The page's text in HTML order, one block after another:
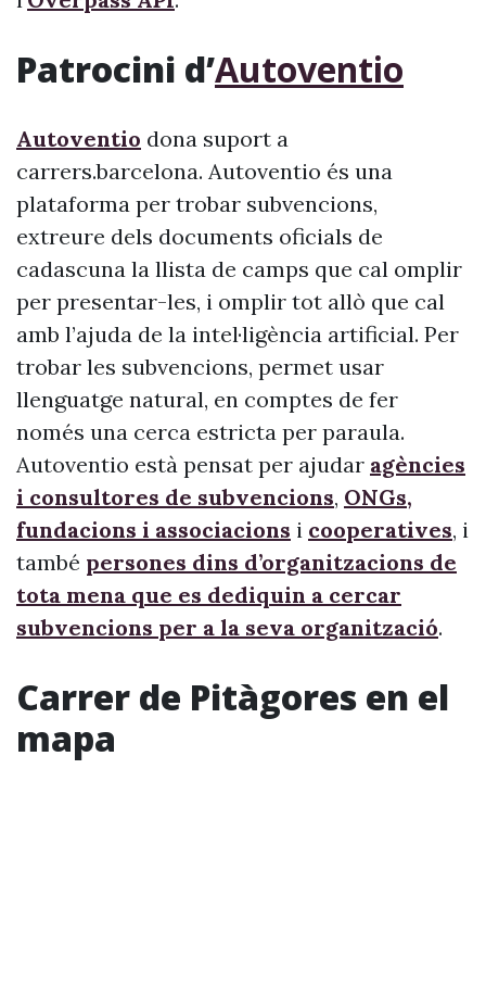
Patrocini d’Autoventio
Autoventio dona suport a
carrers.barcelona. Autoventio és una
plataforma per trobar subvencions,
extreure dels documents oficials de
cadascuna la llista de camps que cal omplir
per presentar-les, i omplir tot allò que cal
amb l’ajuda de la intel·ligència artificial. Per
trobar les subvencions, permet usar
llenguatge natural, en comptes de fer
només una cerca estricta per paraula.
Autoventio està pensat per ajudar agències
i consultores de subvencions, ONGs,
fundacions i associacions i cooperatives, i
també persones dins d’organitzacions de
tota mena que es dediquin a cercar
subvencions per a la seva organització.
Carrer de Pitàgores en el
mapa